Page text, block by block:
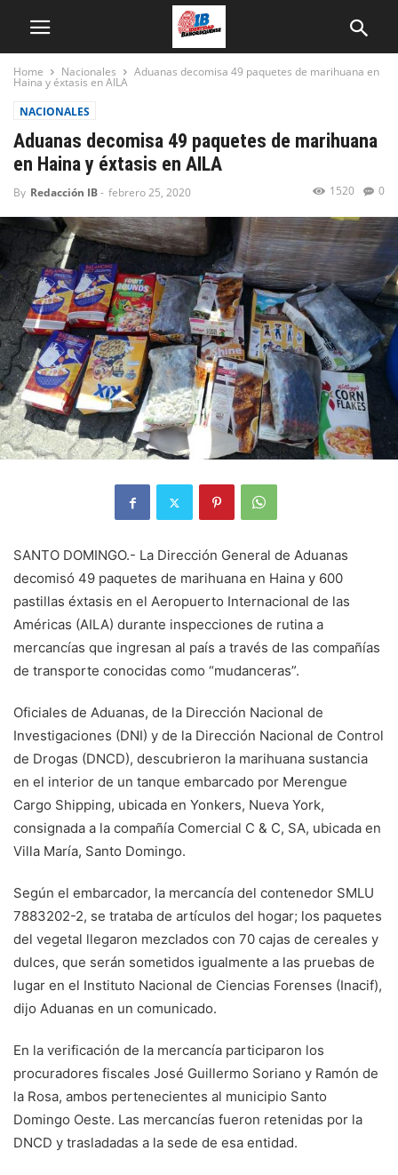
Home Nacionales Aduanas decomisa 49 paquetes de marihuana en
Haina y éxtasis en AILA
NACIONALES
Aduanas decomisa 49 paquetes de marihuana
en Haina y éxtasis en AILA
By Redacción IB- febrero 25, 2020 0
1520
SANTO DOMINGO.- La Dirección General de Aduanas
decomisó 49 paquetes de marihuana en Haina y 600
pastillas éxtasis en el Aeropuerto Internacional de las
Américas (AILA) durante inspecciones de rutina a
mercancías que ingresan al país a través de las compañías
de transporte conocidas como “mudanceras”.
Oficiales de Aduanas, de la Dirección Nacional de
Investigaciones (DNI) y de la Dirección Nacional de Control
de Drogas (DNCD), descubrieron la marihuana sustancia
en el interior de un tanque embarcado por Merengue
Cargo Shipping, ubicada en Yonkers, Nueva York,
consignada a la compañía Comercial C & C, SA, ubicada en
Villa María, Santo Domingo.
Según el embarcador, la mercancía del contenedor SMLU
7883202-2, se trataba de artículos del hogar; los paquetes
del vegetal llegaron mezclados con 70 cajas de cereales y
dulces, que serán sometidos igualmente a las pruebas de
lugar en el Instituto Nacional de Ciencias Forenses (Inacif),
dijo Aduanas en un comunicado.
En la verificación de la mercancía participaron los
procuradores fiscales José Guillermo Soriano y Ramón de
la Rosa, ambos pertenecientes al municipio Santo
Domingo Oeste. Las mercancías fueron retenidas por la
DNCD y trasladadas a la sede de esa entidad.